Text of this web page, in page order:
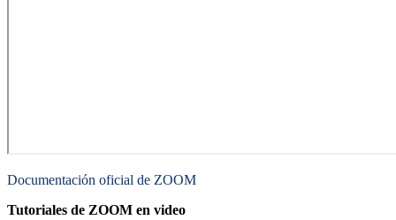
Documentación oficial de ZOOM
Tutoriales de ZOOM en video